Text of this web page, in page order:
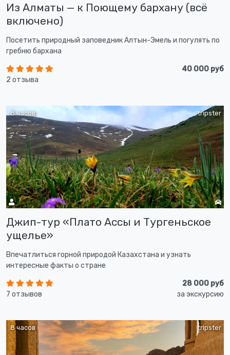
Из Алматы — к Поющему бархану (всё
включено)
Посетить природный заповедник Алтын-Эмель и погулять по
гребню бархана
2 отзыва
40 000 руб
tripster
8 часов
Джип-тур «Плато Ассы и Тургеньское
ущелье»
Впечатлиться горной природой Казахстана и узнать
интересные факты о стране
7 отзывов
28 000 руб
за экскурсию
tripster
8 часов